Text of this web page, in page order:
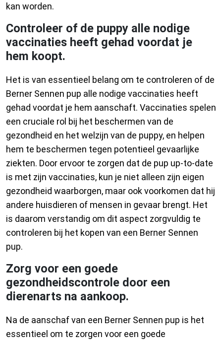
kan worden.
Controleer of de puppy alle nodige
vaccinaties heeft gehad voordat je
hem koopt.
Het is van essentieel belang om te controleren of de
Berner Sennen pup alle nodige vaccinaties heeft
gehad voordat je hem aanschaft. Vaccinaties spelen
een cruciale rol bij het beschermen van de
gezondheid en het welzijn van de puppy, en helpen
hem te beschermen tegen potentieel gevaarlijke
ziekten. Door ervoor te zorgen dat de pup up-to-date
is met zijn vaccinaties, kun je niet alleen zijn eigen
gezondheid waarborgen, maar ook voorkomen dat hij
andere huisdieren of mensen in gevaar brengt. Het
is daarom verstandig om dit aspect zorgvuldig te
controleren bij het kopen van een Berner Sennen
pup.
Zorg voor een goede
gezondheidscontrole door een
dierenarts na aankoop.
Na de aanschaf van een Berner Sennen pup is het
essentieel om te zorgen voor een goede